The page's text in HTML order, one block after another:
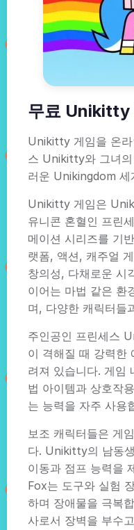
무료 Unikitty
Unikitty 게임을 온라
스 Unikitty와 그녀의
러운 Unikingdom 세
Unikitty 게임은
유니콘 혼혈인 프린
메이션 시리즈를 기
랫폼, 액션, 캐주얼
창의성, 다채로운 시
이어는 마법 같은 환
며, 다양한 캐릭터들
주인공인 프린세스
이 격해질 때 강력한
려져 있습니다. 게임
법 아이템과 상호작
는 능력을 자주 사용
보조 캐릭터들은 게
다. Unikitty의 남동
이동과 점프 능력을
Fox는 도구와 실험
하며 장애물을 극복
사로서 장벽을 부수